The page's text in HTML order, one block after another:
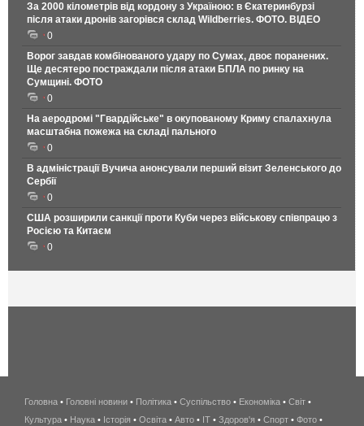
За 2000 кілометрів від кордону з Україною: в Єкатеринбурзі
після атаки дронів загорівся склад Wildberries. ФОТО. ВІДЕО
0
Ворог завдав комбінованого удару по Сумах, двоє поранених.
Ще десятеро постраждали після атаки БПЛА по ринку на
Сумщині. ФОТО
0
На аеродромі "Гвардійське" в окупованому Криму спалахнула
масштабна пожежа на складі пального
0
В адміністрації Вучича анонсували перший візит Зеленського до
Сербії
0
США розширили санкції проти Куби через військову співпрацю з
Росією та Китаєм
0
беспроводной
интернет
Головна • Головні новини • Політика • Суспільство • Економіка • Світ •
Культура • Наука • Історія • Освіта • Авто • IT • Здоров'я • Спорт • Фото •